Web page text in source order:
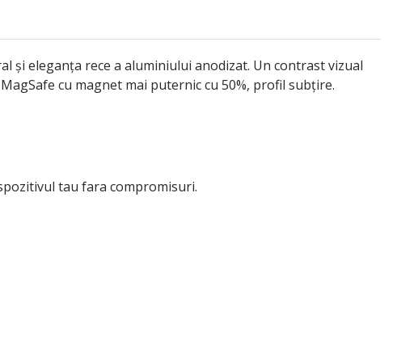
și eleganța rece a aluminiului anodizat. Un contrast vizual
cu magnet mai puternic cu 50%, profil subțire.
tau fara compromisuri.